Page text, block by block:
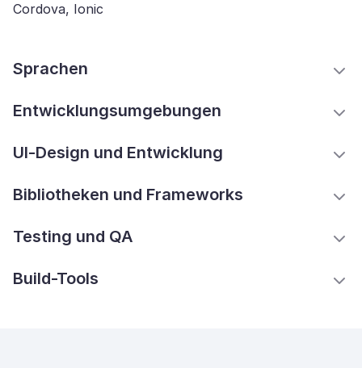
Cordova, Ionic
Sprachen
Entwicklungsumgebungen
UI-Design und Entwicklung
Bibliotheken und Frameworks
Testing und QA
Build-Tools